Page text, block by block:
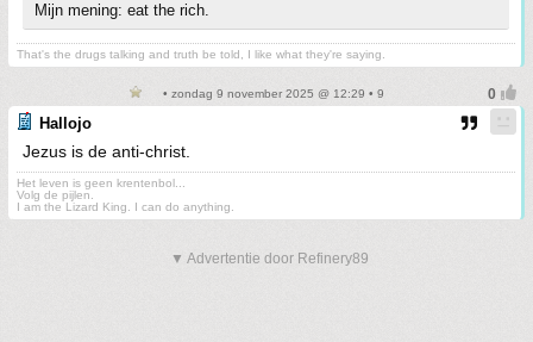
Mijn mening: eat the rich.
That's the drugs talking and truth be told, I like what they're saying.
• zondag 9 november 2025 @ 12:29 • 9
Hallojo
Jezus is de anti-christ.
Het leven is geen krentenbol...
Volg de pijlen.
I am the Lizard King. I can do anything.
▼ Advertentie door Refinery89